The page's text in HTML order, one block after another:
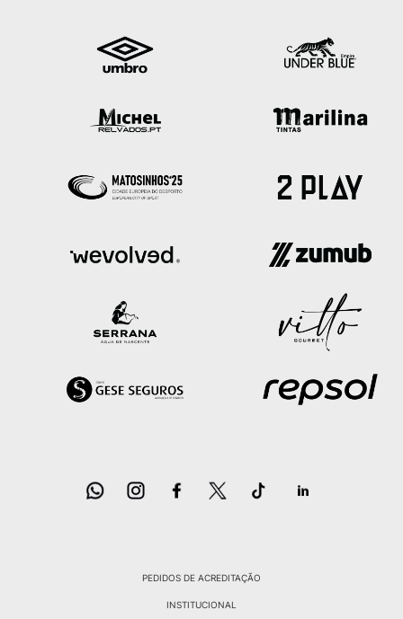
PEDIDOS DE ACREDITAÇÃO
INSTITUCIONAL